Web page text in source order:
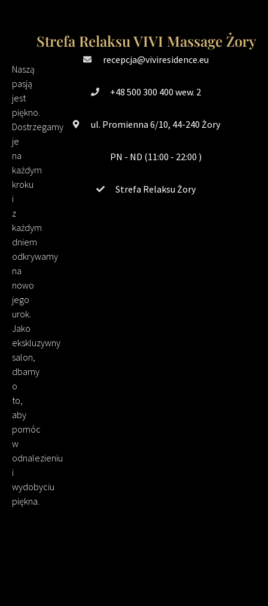
Naszą
pasją
jest
piękno.
Dostrzegamy
je
na
każdym
kroku
i
z
każdym
dniem
odkrywamy
na
nowo
jego
urok.
Jako
ekskluzywny
salon,
dbamy
o
to,
aby
pomóc
w
odnalezieniu
i
wydobyciu
piękna.
Strefa Relaksu VIVI Massage Żory
recepcja@viviresidence.eu
+48 500 300 400 wew. 2
ul. Promienna 6/10, 44-240 Żory
PN - ND (11:00 - 22:00 )
Strefa Relaksu Żory